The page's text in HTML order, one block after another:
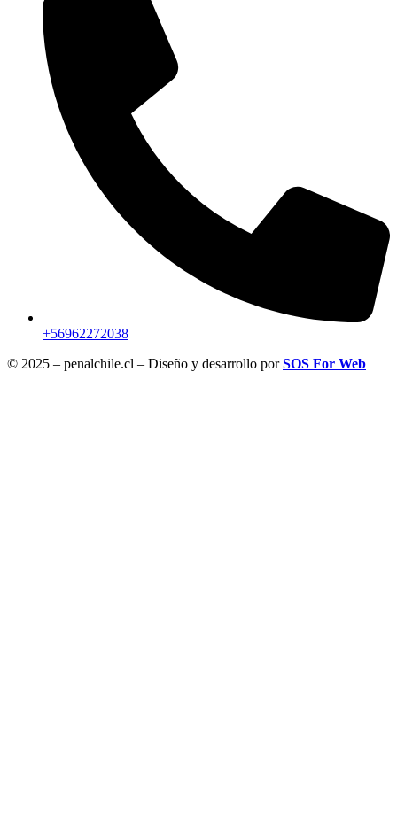
+56962272038
© 2025 – penalchile.cl – Diseño y desarrollo porSOS For Web